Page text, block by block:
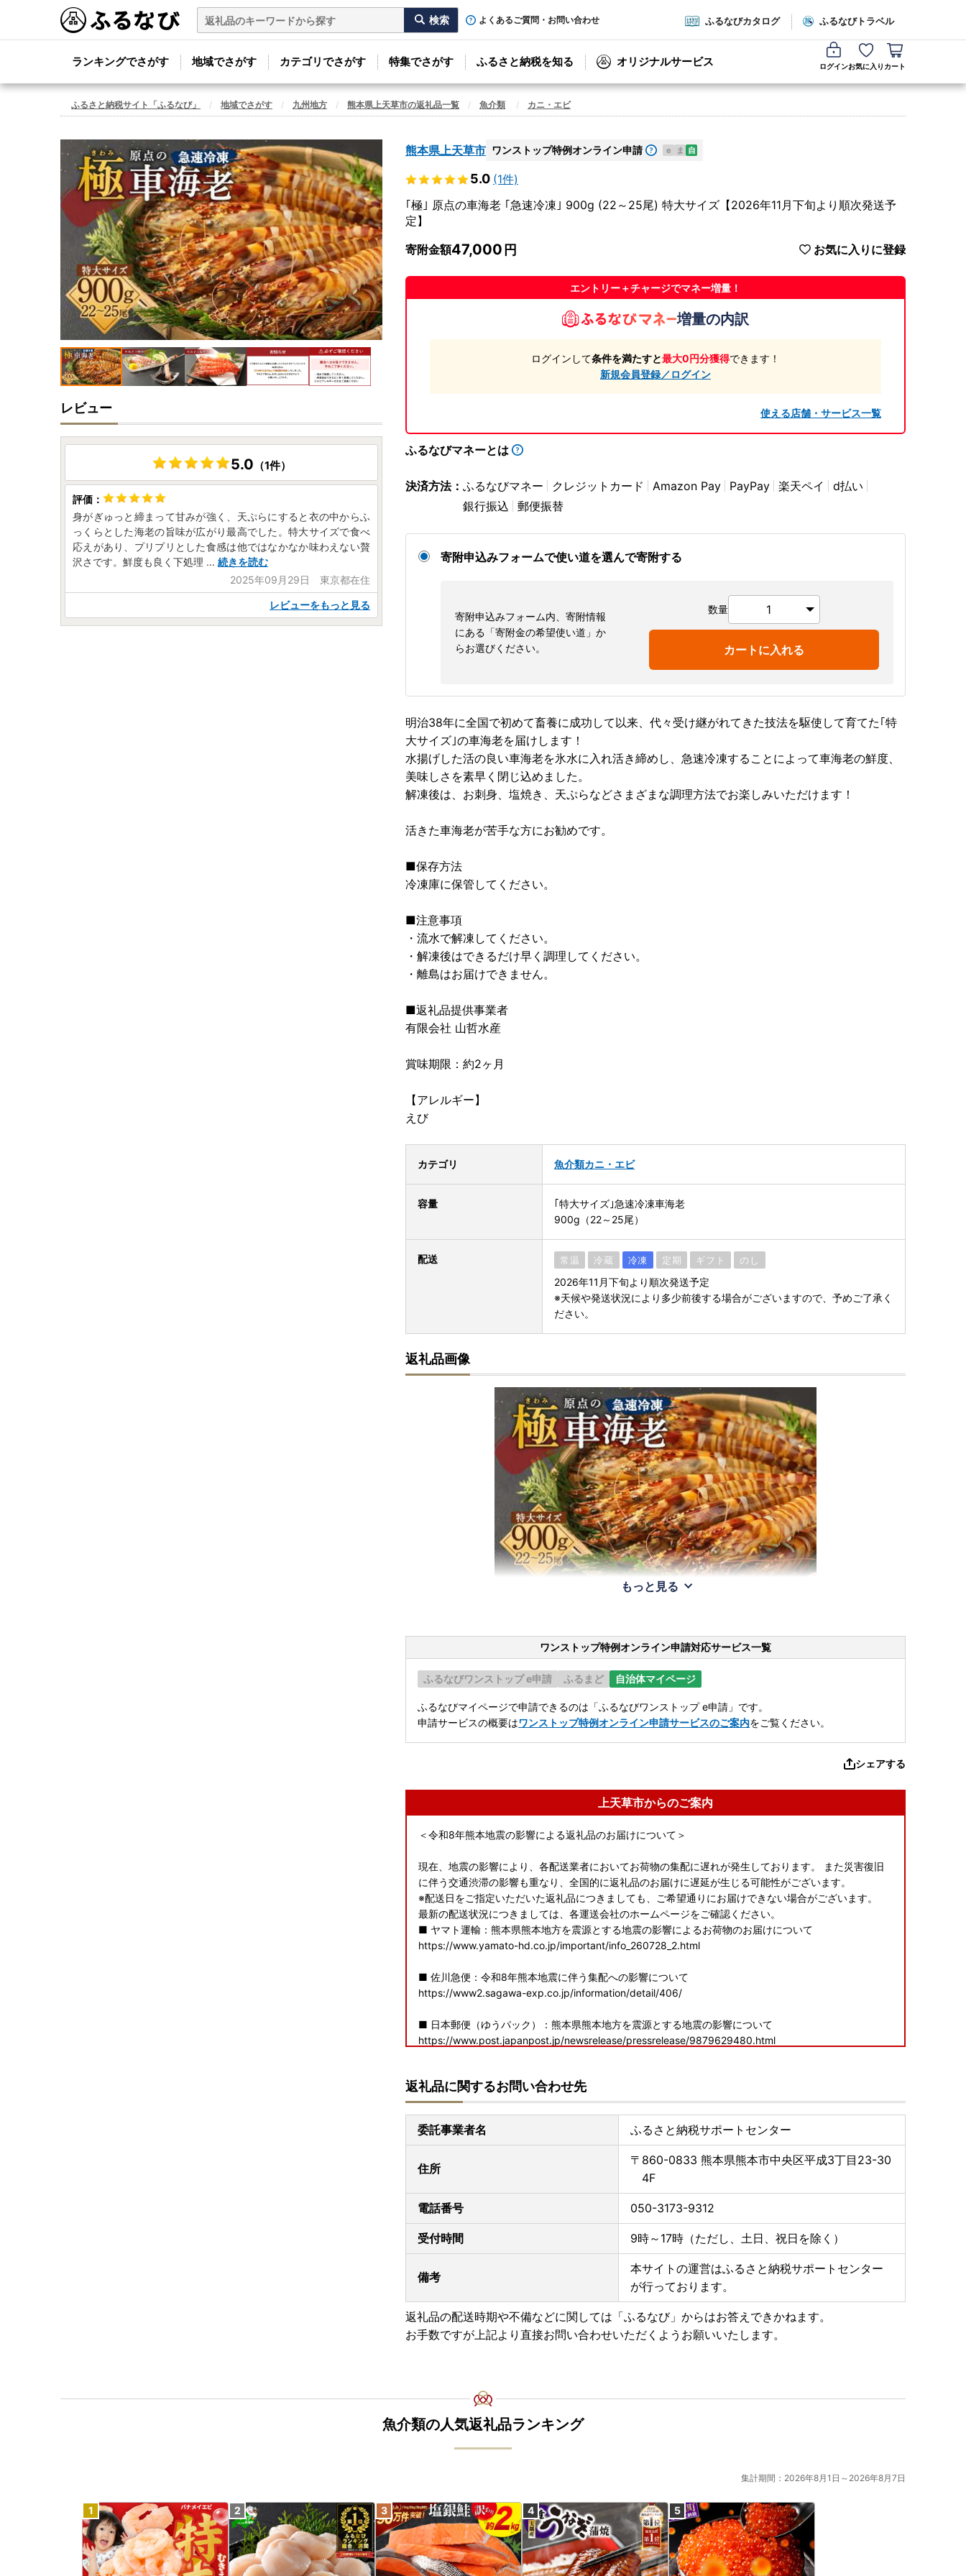
よくあるご質問・お問い合わせ ふるなびカタログ ふるなびトラベル
ランキングでさがす 地域でさがす カテゴリでさがす 特集でさがす ふるさと納税を知る オリジナルサービス ログインお気に入り カート
ふるさと納税サイト「ふるなび」 地域でさがす 九州地方 熊本県上天草市の返礼品一覧 魚介類 カニ・エビ
熊本県上天草市 ワンストップ特例オンライン申請 e ま 自
5.0 (1件)
｢極｣ 原点の車海老 ｢急速冷凍｣ 900g (22～25尾) 特大サイズ【2026年11月下旬より順次発送予
定】
寄附金額47,000 お気に入りに登録
エントリー＋チャージでマネー増量！
増量の内訳
ログインして条件を満たすと最大0円分獲得できます！
新規会員登録／ログイン
使える店舗・サービス一覧
ふるなびマネーとは
決済方法： ふるなびマネー クレジットカード Amazon Pay PayPay 楽天ペイ
d払い
銀行振込
郵便振替
寄附申込みフォームで使い道を選んで寄附する
寄附申込みフォーム内、寄附情報
にある「寄附金の希望使い道」か
らお選びください。
数量
カートに入れる
明治38年に全国で初めて畜養に成功して以来、代々受け継がれてきた技法を駆使して育てた｢特
大サイズ｣の車海老を届けします！
水揚げした活の良い車海老を氷水に入れ活き締めし、急速冷凍することによって車海老の鮮度、
美味しさを素早く閉じ込めました。
解凍後は、お刺身、塩焼き、天ぷらなどさまざまな調理方法でお楽しみいただけます！
活きた車海老が苦手な方にお勧めです。
■保存方法
冷凍庫に保管してください。
■注意事項
・流水で解凍してください。
・解凍後はできるだけ早く調理してください。
・離島はお届けできません。
■返礼品提供事業者
有限会社 山哲水産
賞味期限：約2ヶ月
【アレルギー】
えび
カテゴリ 魚介類カニ・エビ
容量
｢特大サイズ｣急速冷凍車海老
900g（22～25尾）
配送 常温 冷蔵 冷凍 定期 ギフト のし
2026年11月下旬より順次発送予定
※天候や発送状況により多少前後する場合がございますので、予めご了承く
ださい。
返礼品画像
もっと見る
ワンストップ特例オンライン申請対応サービス一覧
ふるなびワンストップ e申請 ふるまど 自治体マイページ
ふるなびマイページで申請できるのは「ふるなびワンストップ e申請」です。
申請サービスの概要はワンストップ特例オンライン申請サービスのご案内をご覧ください。
シェアする
上天草市からのご案内
＜令和8年熊本地震の影響による返礼品のお届けについて＞
現在、地震の影響により、各配送業者においてお荷物の集配に遅れが発生しております。 また災害復旧
に伴う交通渋滞の影響も重なり、全国的に返礼品のお届けに遅延が生じる可能性がございます。
※配送日をご指定いただいた返礼品につきましても、ご希望通りにお届けできない場合がございます。
最新の配送状況につきましては、各運送会社のホームページをご確認ください。
■ ヤマト運輸：熊本県熊本地方を震源とする地震の影響によるお荷物のお届けについて
https://www.yamato-hd.co.jp/important/info_260728_2.html
■ 佐川急便：令和8年熊本地震に伴う集配への影響について
https://www2.sagawa-exp.co.jp/information/detail/406/
■ 日本郵便（ゆうパック）：熊本県熊本地方を震源とする地震の影響について
https://www.post.japanpost.jp/newsrelease/pressrelease/9879629480.html
申し上げます。
返礼品に関するお問い合わせ先
委託事業者名 ふるさと納税サポートセンター
住所
〒860-0833 熊本県熊本市中央区平成3丁目23-30
4F
電話番号 050-3173-9312
受付時間 9時～17時（ただし、土日、祝日を除く）
備考
本サイトの運営はふるさと納税サポートセンター
が行っております。
返礼品の配送時期や不備などに関しては「ふるなび」からはお答えできかねます。
お手数ですが上記より直接お問い合わせいただくようお願いいたします。
レビュー
5.0 （1件）
身がぎゅっと締まって甘みが強く、天ぷらにすると衣の中からふ
っくらとした海老の旨味が広がり最高でした。特大サイズで食べ
応えがあり、プリプリとした食感は他ではなかなか味わえない贅
沢さです。鮮度も良く下処理 ... 続きを読む
2025年09月29日 東京都在住
レビューをもっと見る
魚介類の人気返礼品ランキング
集計期間：2026年8月1日～2026年8月7日